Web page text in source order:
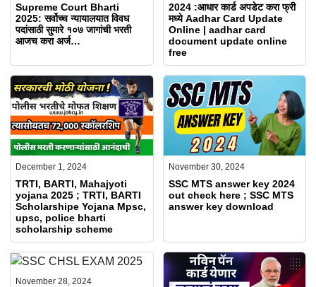
Supreme Court Bharti
2025: सर्वोच्च न्यायालयात विवध
पदांसाठी सुमारे १०७ जागांची भरती
आजच करा अर्ज…
2024 :आधार कार्ड अपडेट करा फ्री
मध्ये Aadhar Card Update
Online | aadhar card
document update online
free
December 1, 2024
TRTI, BARTI, Mahajyoti
yojana 2025 ; TRTI, BARTI
Scholarshipe Yojana Mpsc,
upsc, police bharti
scholarship scheme
November 30, 2024
SSC MTS answer key 2024
out check here ; SSC MTS
answer key download
November 28, 2024